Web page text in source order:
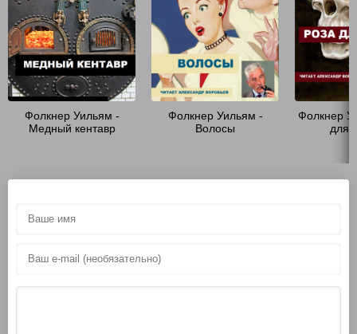
Фолкнер Уильям -
Медный кентавр
Фолкнер Уильям -
Волосы
Фолкнер
для